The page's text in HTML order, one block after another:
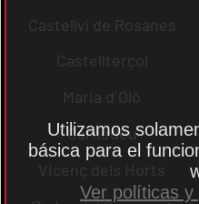
Castellví de Rosanes
Castellterçol
Maria d´Oló
Cardedeu
Vicenç dels Horts
Utilizamos
básica para el
Ver políticas y